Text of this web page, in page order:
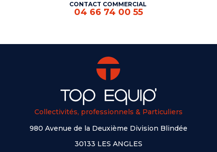
CONTACT COMMERCIAL
04 66 74 00 55
Collectivités, professionnels & Particuliers
980 Avenue de la Deuxième Division Blindée
30133 LES ANGLES